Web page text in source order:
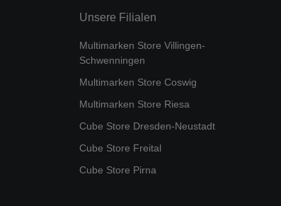
Unsere Filialen
Multimarken Store Villingen-
Schwenningen
Multimarken Store Coswig
Multimarken Store Riesa
Cube Store Dresden-Neustadt
Cube Store Freital
Cube Store Pirna